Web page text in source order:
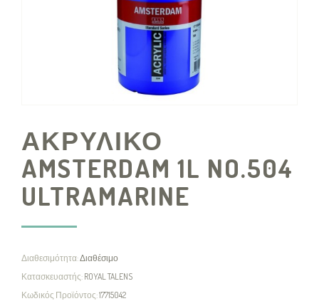
ΑΚΡΥΛΙΚΟ
AMSTERDAM 1L NO.504
ULTRAMARINE
Διαθεσιμότητα:Διαθέσιμο
Κατασκευαστής: ROYAL TALENS
Κωδικός Προϊόντος:17715042